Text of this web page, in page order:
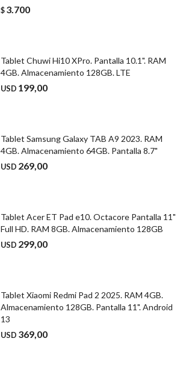
$3.700
Tablet Chuwi Hi10 XPro. Pantalla 10.1". RAM
4GB. Almacenamiento 128GB. LTE
USD 199,00
Tablet Samsung Galaxy TAB A9 2023. RAM
4GB. Almacenamiento 64GB. Pantalla 8.7"
USD 269,00
Tablet Acer ET Pad e10. Octacore Pantalla 11"
Full HD. RAM 8GB. Almacenamiento 128GB
USD 299,00
Tablet Xiaomi Redmi Pad 2 2025. RAM 4GB.
Almacenamiento 128GB. Pantalla 11". Android
13
USD 369,00